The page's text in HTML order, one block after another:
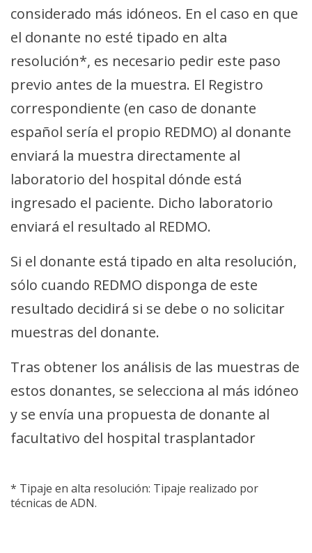
considerado más idóneos. En el caso en que
el donante no esté tipado en alta
resolución*, es necesario pedir este paso
previo antes de la muestra. El Registro
correspondiente (en caso de donante
español sería el propio REDMO) al donante
enviará la muestra directamente al
laboratorio del hospital dónde está
ingresado el paciente. Dicho laboratorio
enviará el resultado al REDMO.
Si el donante está tipado en alta resolución,
sólo cuando REDMO disponga de este
resultado decidirá si se debe o no solicitar
muestras del donante.
Tras obtener los análisis de las muestras de
estos donantes, se selecciona al más idóneo
y se envía una propuesta de donante al
facultativo del hospital trasplantador
* Tipaje en alta resolución: Tipaje realizado por
técnicas de ADN.